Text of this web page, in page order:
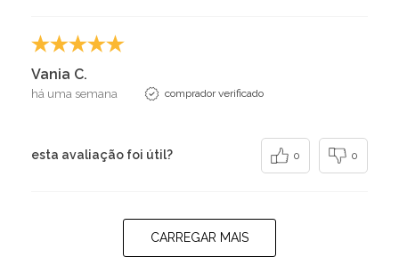
Vania C.
há uma semana comprador verificado
esta avaliação foi útil? 0 0
CARREGAR MAIS